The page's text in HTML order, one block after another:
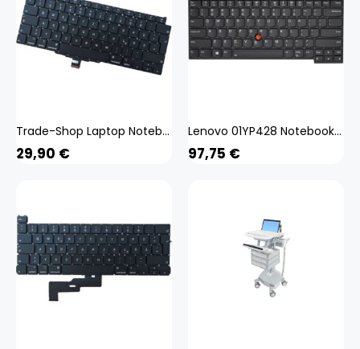
Trade-Shop Laptop Notebook Tastatur Keyboard Deutsch QWERTZ kompatibel mit Apple MacBook Air 13
29,90 €
Lenovo 01YP428 Notebook-Ersatzteil Tastatur (01YP428)
97,75 €